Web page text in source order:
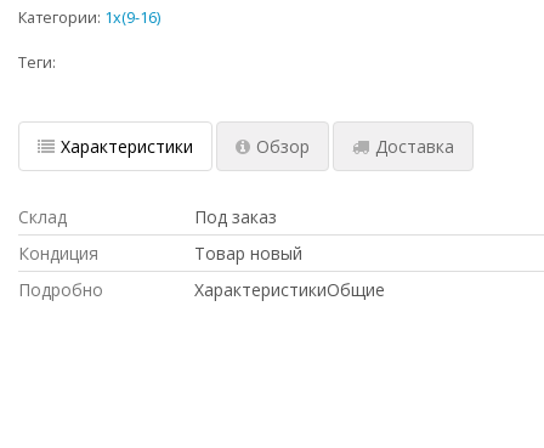
Категории: 1x(9-16)
Теги:
Характеристики Обзор Доставка
Склад
Под заказ
Кондиция
Товар новый
Подробно
ХарактеристикиОбщие